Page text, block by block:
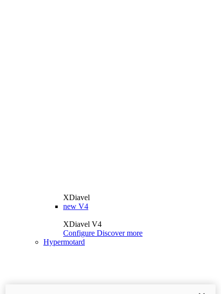
XDiavel
new V4
XDiavel V4
Configure Discover more
Hypermotard